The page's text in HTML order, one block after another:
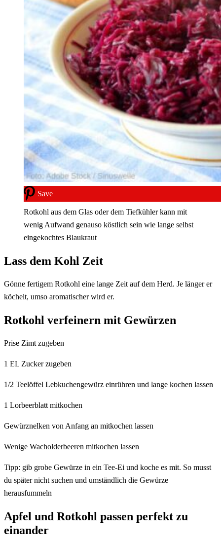
Save
Rotkohl aus dem Glas oder dem Tiefkühler kann mit
wenig Aufwand genauso köstlich sein wie lange selbst
eingekochtes Blaukraut
Lass dem Kohl Zeit
Gönne fertigem Rotkohl eine lange Zeit auf dem Herd. Je länger er
köchelt, umso aromatischer wird er.
Rotkohl verfeinern mit Gewürzen
Prise Zimt zugeben
1 EL Zucker zugeben
1/2 Teelöffel Lebkuchengewürz einrühren und lange kochen lassen
1 Lorbeerblatt mitkochen
Gewürznelken von Anfang an mitkochen lassen
Wenige Wacholderbeeren mitkochen lassen
Tipp: gib grobe Gewürze in ein Tee-Ei und koche es mit. So musst
du später nicht suchen und umständlich die Gewürze
herausfummeln
Apfel und Rotkohl passen perfekt zu
einander